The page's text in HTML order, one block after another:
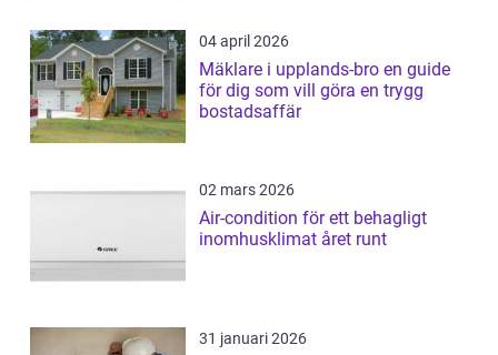
04 april 2026
Mäklare i upplands-bro en guide
för dig som vill göra en trygg
bostadsaffär
02 mars 2026
Air-condition för ett behagligt
inomhusklimat året runt
31 januari 2026